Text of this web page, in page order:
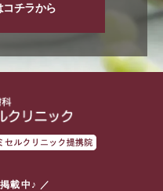
コチラから
載中♪ ／